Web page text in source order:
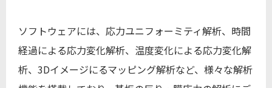
ソフトウェアには、応力ユニフォーミティ解析、時間
経過による応力変化解析、温度変化による応力変化解
析、3Dイメージにるマッピング解析など、様々な解析